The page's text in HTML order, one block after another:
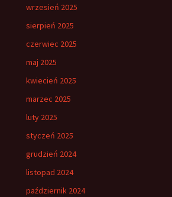
wrzesień 2025
sierpień 2025
czerwiec 2025
maj 2025
kwiecień 2025
marzec 2025
luty 2025
styczeń 2025
grudzień 2024
listopad 2024
październik 2024